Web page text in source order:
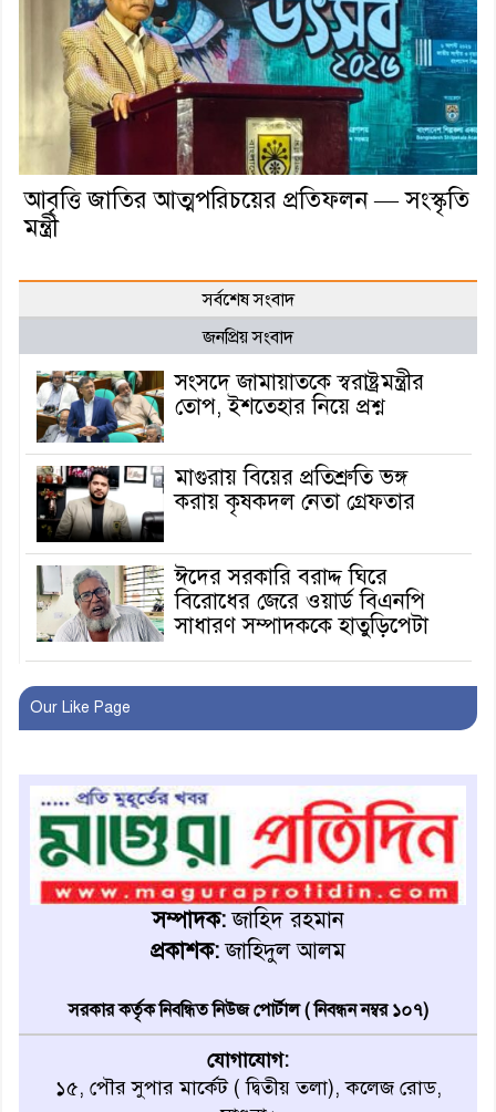
আবৃত্তি জাতির আত্মপরিচয়ের প্রতিফলন — সংস্কৃতি
মন্ত্রী
সর্বশেষ সংবাদ
জনপ্রিয় সংবাদ
সংসদে জামায়াতকে স্বরাষ্ট্রমন্ত্রীর
তোপ, ইশতেহার নিয়ে প্রশ্ন
মাগুরায় বিয়ের প্রতিশ্রুতি ভঙ্গ
করায় কৃষকদল নেতা গ্রেফতার
ঈদের সরকারি বরাদ্দ ঘিরে
বিরোধের জেরে ওয়ার্ড বিএনপি
সাধারণ সম্পাদককে হাতুড়িপেটা
লোভ সংবরণ করতে পারলেন না
অনূর্ধ্ব-১৭ জাতীয় চ্যাম্পিয়ন মাগুরা
ফুটবল দলকে সংবর্ধনা
রোববার থেকে ভারতীয় ট্যুরিস্ট
ভিসা চালু
ক্যাম্পেইন উপলক্ষে সাংবাদিক
অবহিতকরণ
মাগুরায় আ’লীগের প্রতিষ্ঠাবার্ষিকীর
Our Like Page
সম্পাদক:জাহিদ রহমান
প্রকাশক:জাহিদুল আলম
সরকার কর্তৃক নিবন্ধিত নিউজ পোর্টাল ( নিবন্ধন নম্বর ১০৭)
যোগাযোগ:
১৫, পৌর সুপার মার্কেট ( দ্বিতীয় তলা), কলেজ রোড,